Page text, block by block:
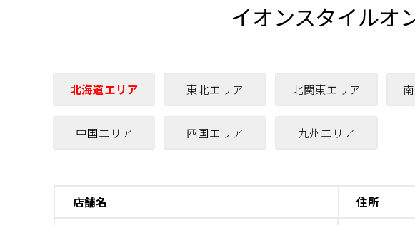
イオンスタイルオ
北海道エリア 東北エリア 北関東エリア
中国エリア 四国エリア 九州エリア
店舗名 住所